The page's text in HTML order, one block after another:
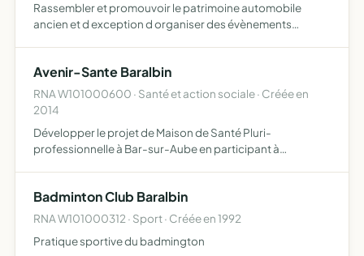
Rassembler et promouvoir le patrimoine automobile
ancien et d exception d organiser des évènements
avec les col…
Avenir-Sante Baralbin
RNA W101000600 · Santé et action sociale · Créée en
2014
Développer le projet de Maison de Santé Pluri-
professionnelle à Bar-sur-Aube en participant à
santé e…
Badminton Club Baralbin
RNA W101000312 · Sport · Créée en 1992
Pratique sportive du badmington